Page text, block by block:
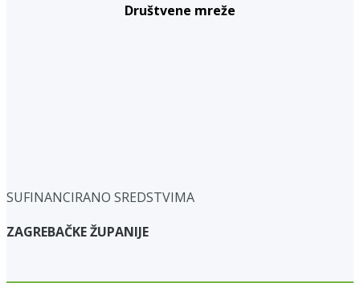
Društvene mreže
SUFINANCIRANO SREDSTVIMA
ZAGREBAČKE ŽUPANIJE